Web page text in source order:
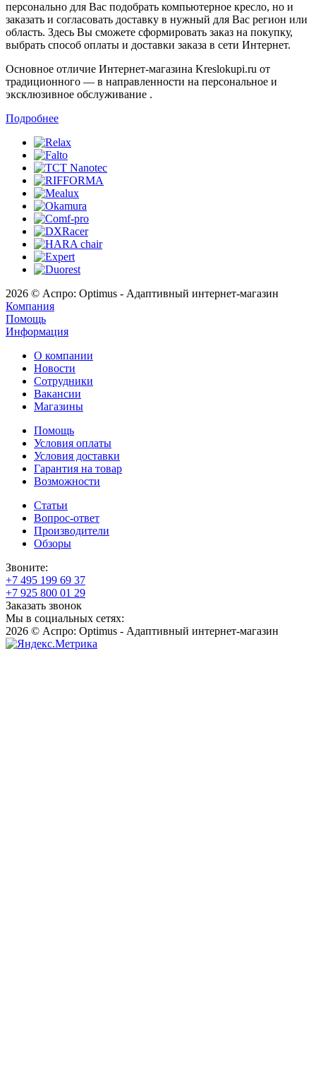
персонально для Вас подобрать компьютерное кресло, но и
заказать и согласовать доставку в нужный для Вас регион или
область. Здесь Вы сможете сформировать заказ на покупку,
выбрать способ оплаты и доставки заказа в сети Интернет.
Основное отличие Интернет-магазина Kreslokupi.ru от
традиционного — в направленности на персональное и
эксклюзивное обслуживание .
Подробнее
2026 © Аспро: Optimus - Адаптивный интернет-магазин
Компания
Помощь
Информация
О компании
Новости
Сотрудники
Вакансии
Магазины
Помощь
Условия оплаты
Условия доставки
Гарантия на товар
Возможности
Статьи
Вопрос-ответ
Производители
Обзоры
Звоните:
+7 495 199 69 37
+7 925 800 01 29
Заказать звонок
Мы в социальных сетях:
2026 © Аспро: Optimus - Адаптивный интернет-магазин